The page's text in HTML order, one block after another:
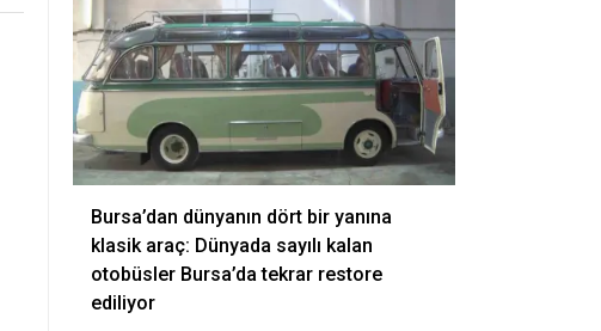
Bursa’dan dünyanın dört bir yanına
klasik araç: Dünyada sayılı kalan
otobüsler Bursa’da tekrar restore
ediliyor